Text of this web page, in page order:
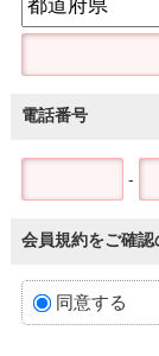
電話番号
-
会員規約をご確
同意する